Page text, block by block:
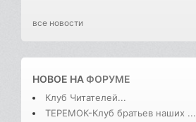
все новости
НОВОЕ НАФОРУМЕ
Клуб Читателей...
ТЕРЕМОК-Клуб братьев наших ...